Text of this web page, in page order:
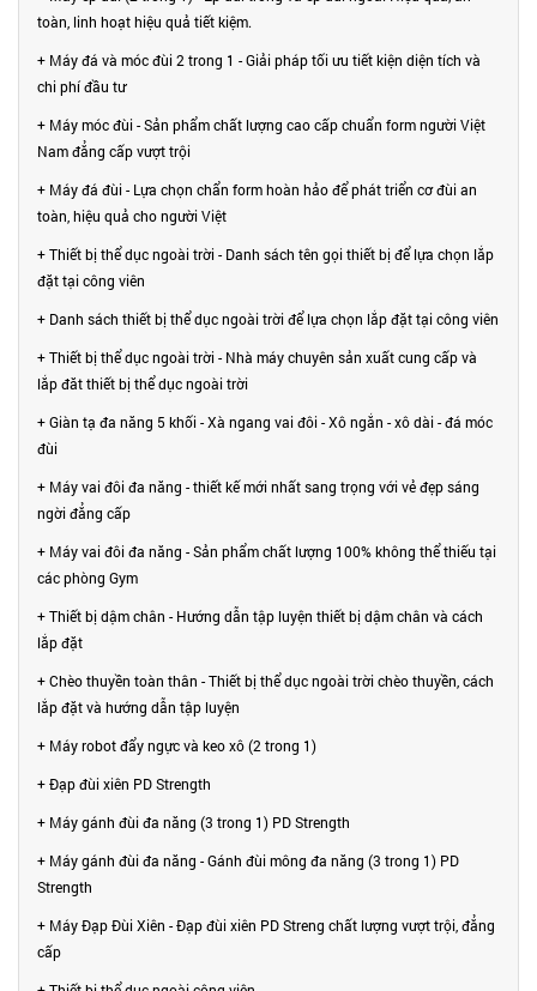
toàn, linh hoạt hiệu quả tiết kiệm.
+ Máy đá và móc đùi 2 trong 1 - Giải pháp tối ưu tiết kiện diện tích và
chi phí đầu tư
+ Máy móc đùi - Sản phẩm chất lượng cao cấp chuẩn form người Việt
Nam đẳng cấp vượt trội
+ Máy đá đùi - Lựa chọn chẩn form hoàn hảo để phát triển cơ đùi an
toàn, hiệu quả cho người Việt
+ Thiết bị thể dục ngoài trời - Danh sách tên gọi thiết bị để lựa chọn lắp
đặt tại công viên
+ Danh sách thiết bị thể dục ngoài trời để lựa chọn lắp đặt tại công viên
+ Thiết bị thể dục ngoài trời - Nhà máy chuyên sản xuất cung cấp và
lắp đăt thiết bị thể dục ngoài trời
+ Giàn tạ đa năng 5 khối - Xà ngang vai đôi - Xô ngắn - xô dài - đá móc
đùi
+ Máy vai đôi đa năng - thiết kế mới nhất sang trọng với vẻ đẹp sáng
ngời đẳng cấp
+ Máy vai đôi đa năng - Sản phẩm chất lượng 100% không thể thiếu tại
các phòng Gym
+ Thiết bị dậm chân - Hướng dẫn tập luyện thiết bị dậm chân và cách
lắp đặt
+ Chèo thuyền toàn thân - Thiết bị thể dục ngoài trời chèo thuyền, cách
lắp đặt và hướng dẫn tập luyện
+ Máy robot đẩy ngực và keo xô (2 trong 1)
+ Đạp đùi xiên PD Strength
+ Máy gánh đùi đa năng (3 trong 1) PD Strength
+ Máy gánh đùi đa năng - Gánh đùi mông đa năng (3 trong 1) PD
Strength
+ Máy Đạp Đùi Xiên - Đạp đùi xiên PD Streng chất lượng vượt trội, đẳng
cấp